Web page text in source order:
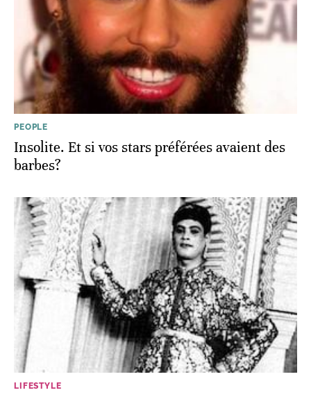
PEOPLE
Insolite. Et si vos stars préférées avaient des
barbes?
LIFESTYLE